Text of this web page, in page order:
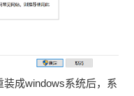
成windows系统后，系